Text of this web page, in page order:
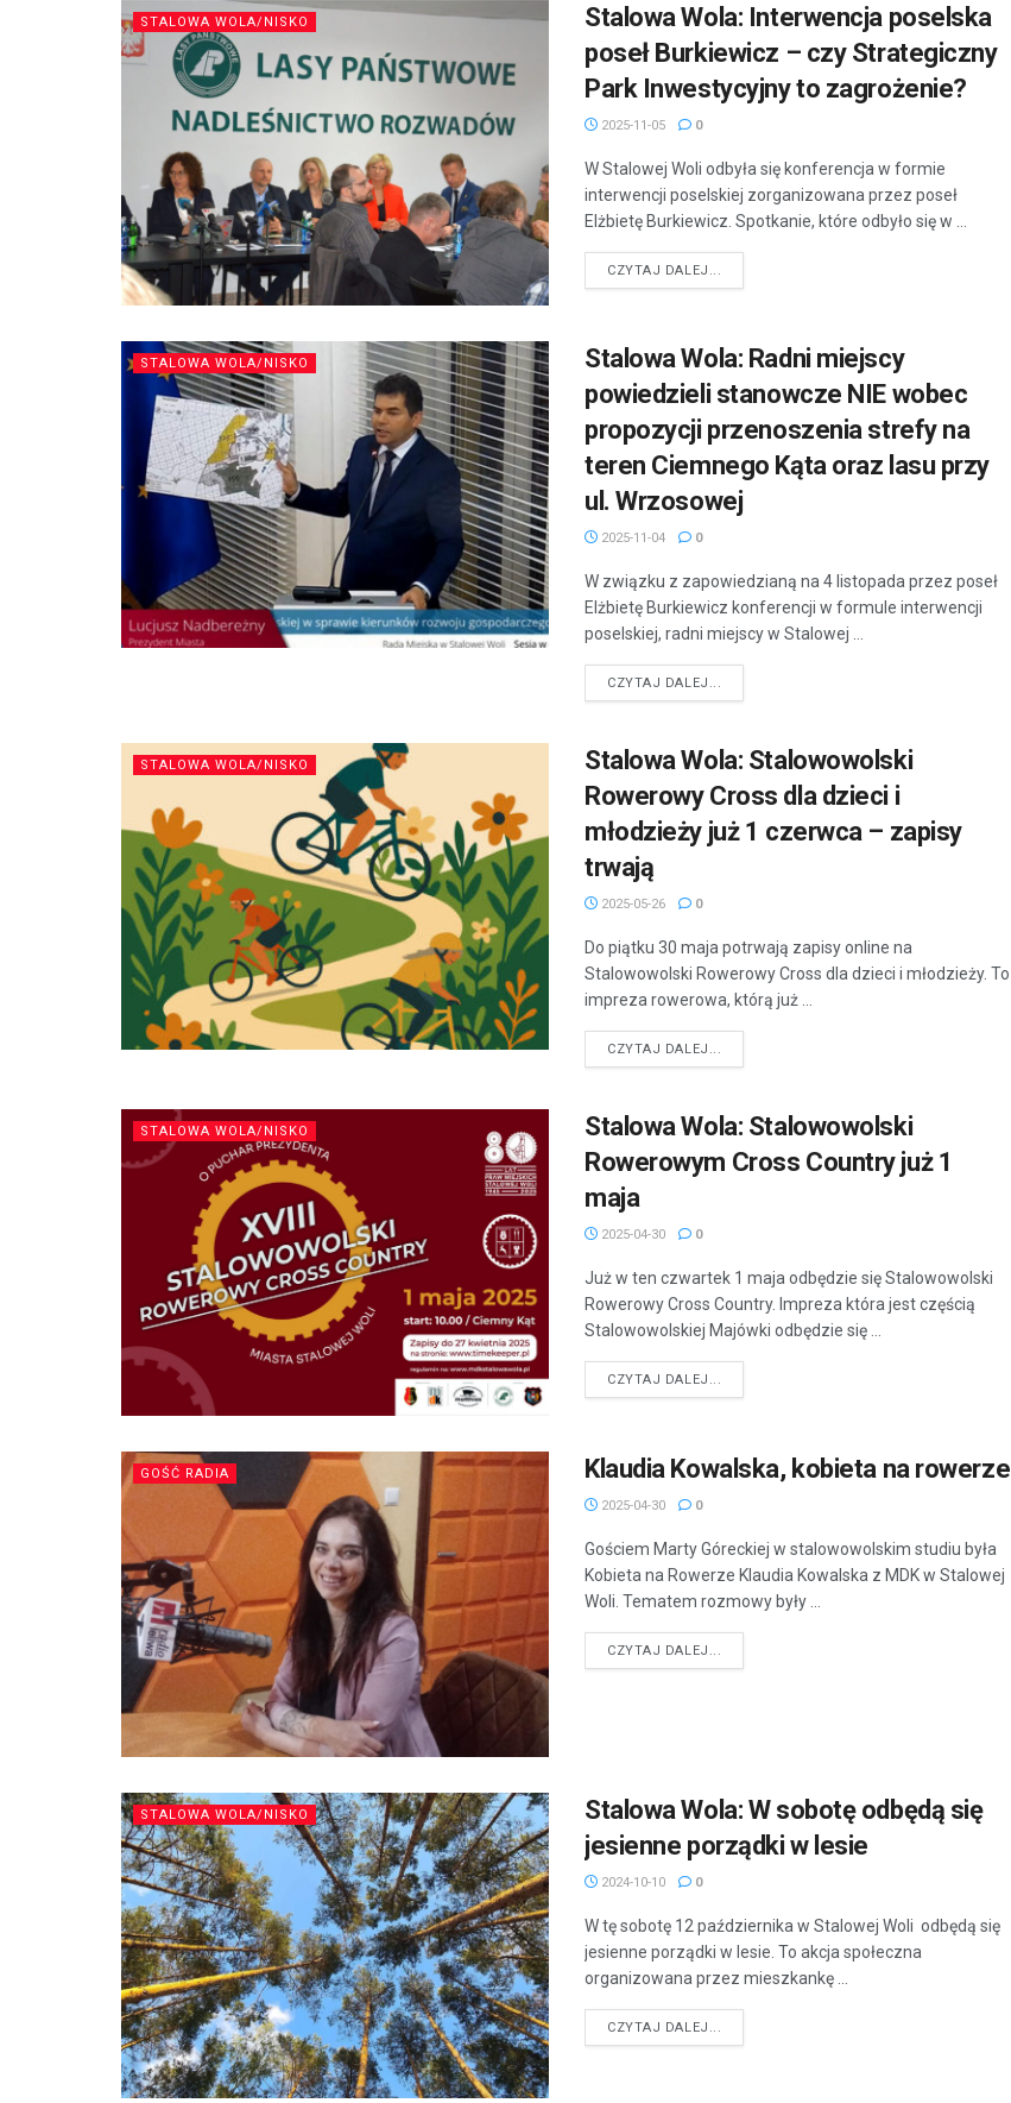
STALOWA WOLA/NISKO
Stalowa Wola: Interwencja poselska
poseł Burkiewicz – czy Strategiczny
Park Inwestycyjny to zagrożenie?
2025-11-05 0
W Stalowej Woli odbyła się konferencja w formie
interwencji poselskiej zorganizowana przez poseł
Elżbietę Burkiewicz. Spotkanie, które odbyło się w ...
CZYTAJ DALEJ...
STALOWA WOLA/NISKO
Stalowa Wola: Radni miejscy
powiedzieli stanowcze NIE wobec
propozycji przenoszenia strefy na
teren Ciemnego Kąta oraz lasu przy
ul. Wrzosowej
2025-11-04 0
W związku z zapowiedzianą na 4 listopada przez poseł
Elżbietę Burkiewicz konferencji w formule interwencji
poselskiej, radni miejscy w Stalowej ...
CZYTAJ DALEJ...
STALOWA WOLA/NISKO
Stalowa Wola: Stalowowolski
Rowerowy Cross dla dzieci i
młodzieży już 1 czerwca – zapisy
trwają
2025-05-26 0
Do piątku 30 maja potrwają zapisy online na
Stalowowolski Rowerowy Cross dla dzieci i młodzieży. To
impreza rowerowa, którą już ...
CZYTAJ DALEJ...
STALOWA WOLA/NISKO
Stalowa Wola: Stalowowolski
Rowerowym Cross Country już 1
maja
2025-04-30 0
Już w ten czwartek 1 maja odbędzie się Stalowowolski
Rowerowy Cross Country. Impreza która jest częścią
Stalowowolskiej Majówki odbędzie się ...
CZYTAJ DALEJ...
GOŚĆ RADIA Klaudia Kowalska, kobieta na rowerze
2025-04-30 0
Gościem Marty Góreckiej w stalowowolskim studiu była
Kobieta na Rowerze Klaudia Kowalska z MDK w Stalowej
Woli. Tematem rozmowy były ...
CZYTAJ DALEJ...
STALOWA WOLA/NISKO
Stalowa Wola: W sobotę odbędą się
jesienne porządki w lesie
2024-10-10 0
W tę sobotę 12 października w Stalowej Woli odbędą się
jesienne porządki w lesie. To akcja społeczna
organizowana przez mieszkankę ...
CZYTAJ DALEJ...